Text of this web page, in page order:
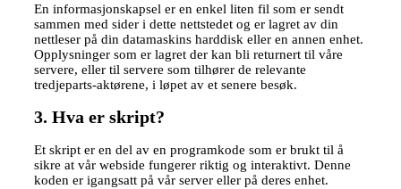
En informasjonskapsel er en enkel liten fil som er sendt
sammen med sider i dette nettstedet og er lagret av din
nettleser på din datamaskins harddisk eller en annen enhet.
Opplysninger som er lagret der kan bli returnert til våre
servere, eller til servere som tilhører de relevante
tredjeparts-aktørene, i løpet av et senere besøk.
3. Hva er skript?
Et skript er en del av en programkode som er brukt til å
sikre at vår webside fungerer riktig og interaktivt. Denne
koden er igangsatt på vår server eller på deres enhet.